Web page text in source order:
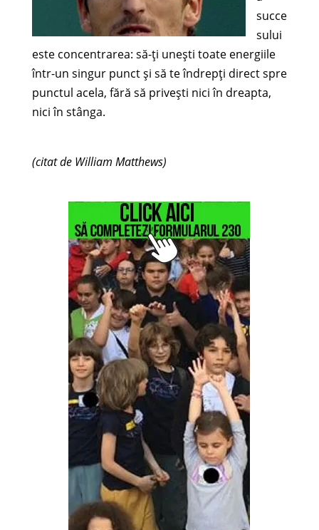
succe
sului
este concentrarea: să-ţi uneşti toate energiile
într-un singur punct şi să te îndrepţi direct spre
punctul acela, fără să priveşti nici în dreapta,
nici în stânga.
(citat de William Matthews)